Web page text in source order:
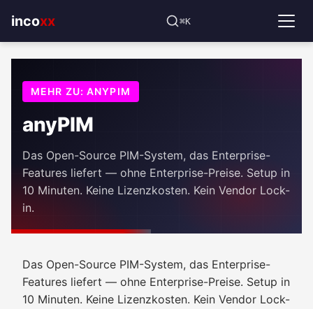
incoxx
⌘K
MEHR ZU: ANYPIM
anyPIM
Das Open-Source PIM-System, das Enterprise-
Features liefert — ohne Enterprise-Preise. Setup in
10 Minuten. Keine Lizenzkosten. Kein Vendor Lock-
in.
Das Open-Source PIM-System, das Enterprise-
Features liefert — ohne Enterprise-Preise. Setup in
10 Minuten. Keine Lizenzkosten. Kein Vendor Lock-